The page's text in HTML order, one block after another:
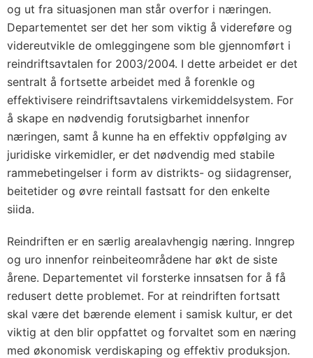
og ut fra situasjonen man står overfor i næringen.
Departementet ser det her som viktig å videreføre og
videreutvikle de omleggingene som ble gjennomført i
reindriftsavtalen for 2003/2004. I dette arbeidet er det
sentralt å fortsette arbeidet med å forenkle og
effektivisere reindriftsavtalens virkemiddelsystem. For
å skape en nødvendig forutsigbarhet innenfor
næringen, samt å kunne ha en effektiv oppfølging av
juridiske virkemidler, er det nødvendig med stabile
rammebetingelser i form av distrikts- og siidagrenser,
beitetider og øvre reintall fastsatt for den enkelte
siida.
Reindriften er en særlig arealavhengig næring. Inngrep
og uro innenfor reinbeiteområdene har økt de siste
årene. Departementet vil forsterke innsatsen for å få
redusert dette problemet. For at reindriften fortsatt
skal være det bærende element i samisk kultur, er det
viktig at den blir oppfattet og forvaltet som en næring
med økonomisk verdiskaping og effektiv produksjon.